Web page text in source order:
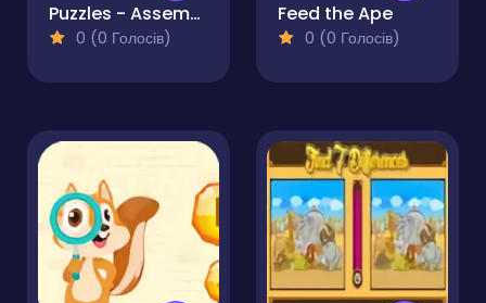
Puzzles - Assemble picture
0 (0 Голосів)
Feed the Ape
0 (0 Голосів)